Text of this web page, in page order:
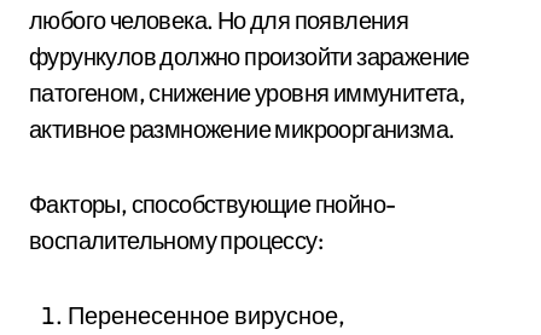
любого человека. Но для появления
фурункулов должно произойти заражение
патогеном, снижение уровня иммунитета,
активное размножение микроорганизма.
Факторы, способствующие гнойно-
воспалительному процессу:
Перенесенное вирусное,